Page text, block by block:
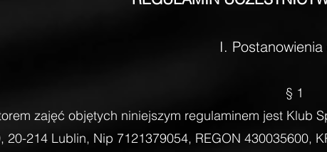
​I.
§ 1
zajęć objętych niniejszym regulaminem jest Klub
20-214 Lublin, Nip 7121379054, REGON 430035600,